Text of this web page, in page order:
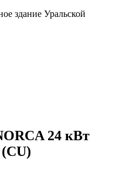
здание Уральской
24 кВт